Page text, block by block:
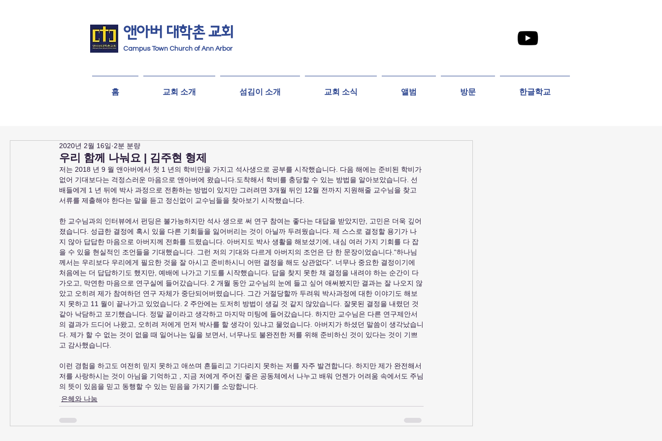
앤아버 ​ 대학촌 교회
Campus Town Church of Ann Arbor
홈 교회 소개 섬김이 소개 교회 소식 앨범 방문 한글학교
우리 함께 나눠요 | 김주현 형제
2020년 2월 16일 2분 분량
저는 2018 년 9 월 앤아버에서 첫 1 년의 학비만을 가지고 석사생으로 공부를 시작했습니다. 다음 해에는 준비된 학비가
없어 기대보다는 걱정스러운 마음으로 앤아버에 왔습니다.도착해서 학비를 충당할 수 있는 방법을 알아보았습니다. 선
배들에게 1 년 뒤에 박사 과정으로 전환하는 방법이 있지만 그러려면 3개월 뒤인 12월 전까지 지원해줄 교수님을 찾고
서류를 제출해야 한다는 말을 듣고 정신없이 교수님들을 찾아보기 시작했습니다.
한 교수님과의 인터뷰에서 펀딩은 불가능하지만 석사 생으로 써 연구 참여는 좋다는 대답을 받았지만, 고민은 더욱 깊어
졌습니다. 성급한 결정에 혹시 있을 다른 기회들을 잃어버리는 것이 아닐까 두려웠습니다. 제 스스로 결정할 용기가 나
지 않아 답답한 마음으로 아버지께 전화를 드렸습니다. 아버지도 박사 생활을 해보셨기에, 내심 여러 가지 기회를 다 잡
을 수 있을 현실적인 조언들을 기대했습니다. 그런 저의 기대와 다르게 아버지의 조언은 단 한 문장이었습니다.“하나님
께서는 우리보다 우리에게 필요한 것을 잘 아시고 준비하시니 어떤 결정을 해도 상관없다”. 너무나 중요한 결정이기에
처음에는 더 답답하기도 했지만, 예배에 나가고 기도를 시작했습니다. 답을 찾지 못한 채 결정을 내려야 하는 순간이 다
가오고, 막연한 마음으로 연구실에 들어갔습니다. 2 개월 동안 교수님의 눈에 들고 싶어 애써봤지만 결과는 잘 나오지 않
았고 오히려 제가 참여하던 연구 자체가 중단되어버렸습니다. 그간 거절당할까 두려워 박사과정에 대한 이야기도 해보
지 못하고 11 월이 끝나가고 있었습니다. 2 주안에는 도저히 방법이 생길 것 같지 않았습니다. 잘못된 결정을 내렸던 것
같아 낙담하고 포기했습니다. 정말 끝이라고 생각하고 마지막 미팅에 들어갔습니다. 하지만 교수님은 다른 연구제안서
의 결과가 드디어 나왔고, 오히려 저에게 먼저 박사를 할 생각이 있냐고 물었습니다. 아버지가 하셨던 말씀이 생각났습니
다. 제가 할 수 없는 것이 없을 때 일어나는 일을 보면서, 너무나도 불완전한 저를 위해 준비하신 것이 있다는 것이 기쁘
고 감사했습니다.
이런 경험을 하고도 여전히 믿지 못하고 애쓰며 흔들리고 기다리지 못하는 저를 자주 발견합니다. 하지만 제가 완전해서
저를 사랑하시는 것이 아님을 기억하고 , 지금 저에게 주어진 좋은 공동체에서 나누고 배워 언젠가 어려움 속에서도 주님
의 뜻이 있음을 믿고 동행할 수 있는 믿음을 가지기를 소망합니다.
은혜와 나눔